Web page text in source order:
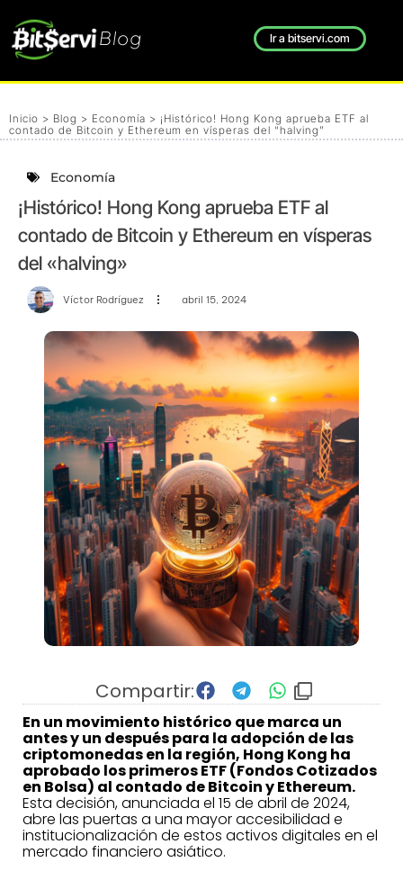
Blog Ir a bitservi.com
Inicio > Blog > Economía > ¡Histórico! Hong Kong aprueba ETF al
contado de Bitcoin y Ethereum en vísperas del “halving”
Economía
¡Histórico! Hong Kong aprueba ETF al
contado de Bitcoin y Ethereum en vísperas
del «halving»
Víctor Rodríguez abril 15, 2024
Compartir:
En un movimiento histórico que marca un
antes y un después para la adopción de las
criptomonedas en la región, Hong Kong ha
aprobado los primeros ETF (Fondos Cotizados
en Bolsa) al contado de Bitcoin y Ethereum.
Esta decisión, anunciada el 15 de abril de 2024,
abre las puertas a una mayor accesibilidad e
institucionalización de estos activos digitales en el
mercado financiero asiático.